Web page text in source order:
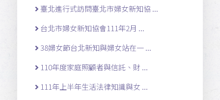
臺北進行式訪問臺北市婦女新知協 ...
台北市婦女新知協會111年2月 ...
38婦女節台北新知與婦女站在一 ...
110年度家庭照顧者與信託、財 ...
111年上半年生活法律知識與女 ...